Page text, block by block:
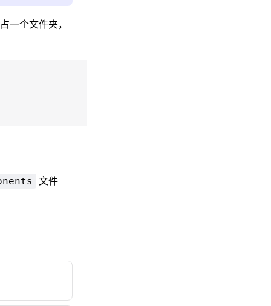
一个文件夹，
文件